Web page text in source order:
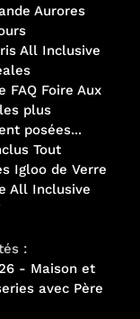
Aurores
All Inclusive
FAQ Foire Aux
plus
posées...
Tout
Igloo de Verre
All Inclusive
:
- Maison et
avec Père